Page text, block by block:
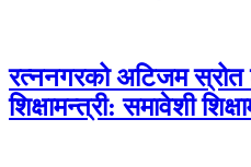
रत्ननगरको अटिजम स्रोत
शिक्षामन्त्री: समावेशी